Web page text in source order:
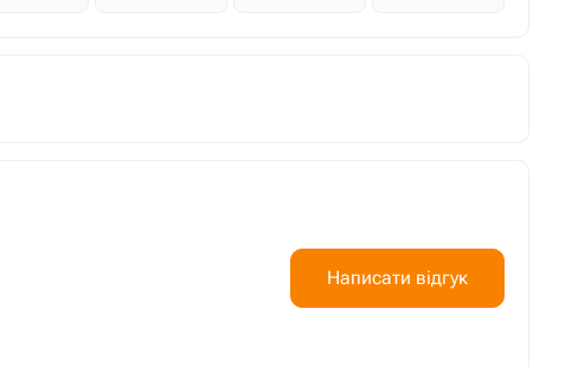
Написати відгук